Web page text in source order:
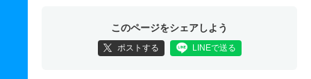
このページをシェアしよう
ポストする LINEで送る